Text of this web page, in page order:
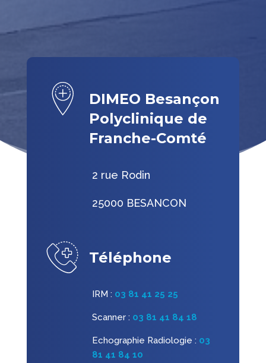
DIMEO Besançon
Polyclinique de
Franche-Comté
2 rue Rodin
25000 BESANCON
Téléphone
IRM : 03 81 41 25 25
Scanner : 03 81 41 84 18
Echographie Radiologie : 03
81 41 84 10